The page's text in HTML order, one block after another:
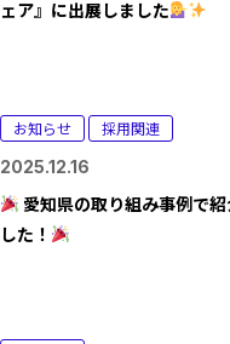
ェア』に出展しました
お知らせ
採用関連
2025.12.16
愛知県の取り組み事例で
した！